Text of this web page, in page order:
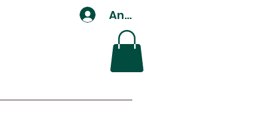
Anmelden